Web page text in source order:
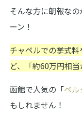
そんな方に朗報な
ーン！
チャペルでの挙式
ど、「約60万円相
函館で人気の「ベ
もしれません！